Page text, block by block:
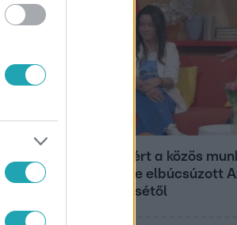
Véget ért a közös
Levente elbúcsúzott
győztesétől